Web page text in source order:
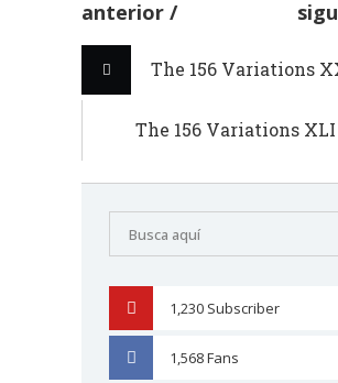
anterior
The 156 Variations
The 156 Variations XLI
1,230 Subscriber
1,568Fans